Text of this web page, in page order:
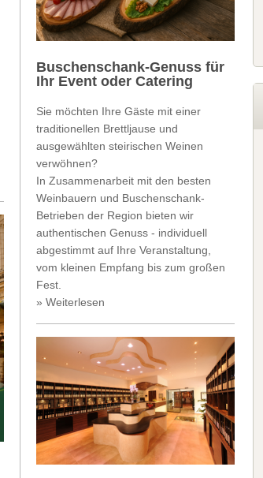
Buschenschank-Genuss für
Ihr Event oder Catering
Sie möchten Ihre Gäste mit einer
traditionellen Brettljause und
ausgewählten steirischen Weinen
verwöhnen?
In Zusammenarbeit mit den besten
Weinbauern und Buschenschank-
Betrieben der Region bieten wir
authentischen Genuss - individuell
abgestimmt auf Ihre Veranstaltung,
vom kleinen Empfang bis zum großen
Fest.
» Weiterlesen